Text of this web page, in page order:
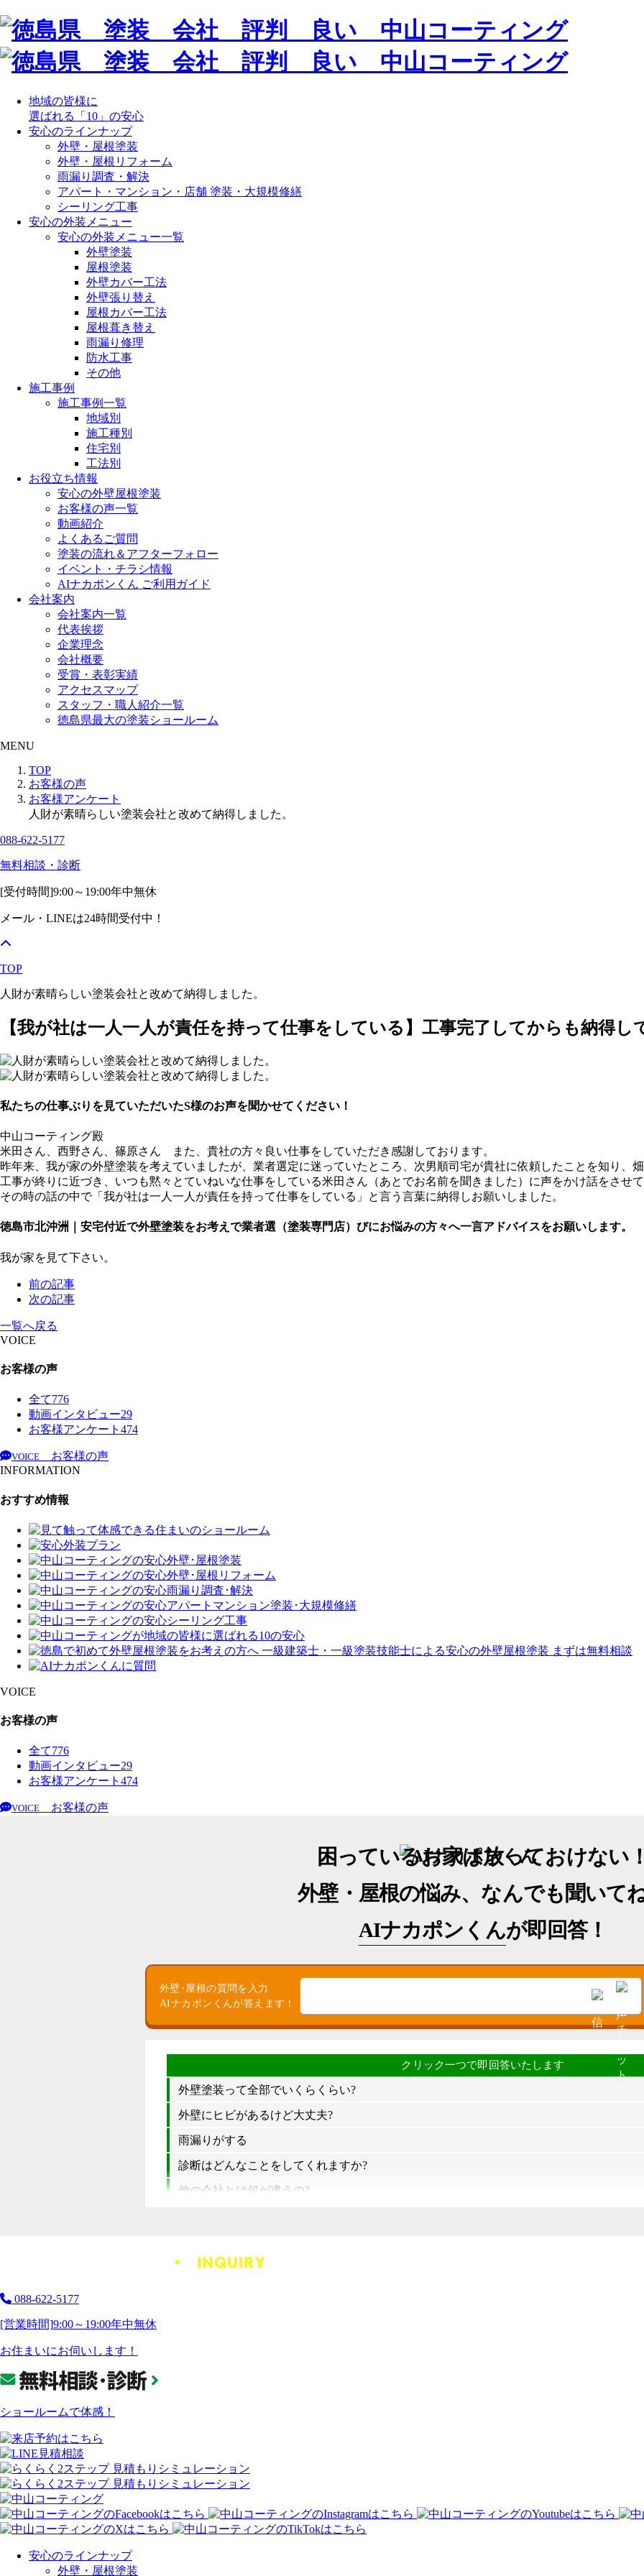
地域の皆様に
選ばれる「10」の安心
安心のラインナップ
外壁・屋根塗装
外壁・屋根リフォーム
雨漏り調査・解決
アパート・マンション・店舗 塗装・大規模修繕
シーリング工事
安心の外装メニュー
安心の外装メニュー一覧
外壁塗装
屋根塗装
外壁カバー工法
外壁張り替え
屋根カバー工法
屋根葺き替え
雨漏り修理
防水工事
その他
施工事例
施工事例一覧
地域別
施工種別
住宅別
工法別
お役立ち情報
安心の外壁屋根塗装
お客様の声一覧
動画紹介
よくあるご質問
塗装の流れ＆アフターフォロー
イベント・チラシ情報
AIナカポンくん ご利用ガイド
会社案内
会社案内一覧
代表挨拶
企業理念
会社概要
受賞・表彰実績
アクセスマップ
スタッフ・職人紹介一覧
徳島県最大の塗装ショールーム
MENU
TOP
お客様の声
お客様アンケート
人財が素晴らしい塗装会社と改めて納得しました。
088-622-5177
無料相談・診断
[受付時間]9:00～19:00年中無休
メール・LINEは24時間受付中！
TOP
人財が素晴らしい塗装会社と改めて納得しました。
【我が社は一人一人が責任を持って仕事をしている】工事完了してからも納得し
私たちの仕事ぶりを見ていただいたS様のお声を聞かせてください！
中山コーティング殿
米田さん、西野さん、篠原さん また、貴社の方々良い仕事をしていただき感謝しております。
昨年来、我が家の外壁塗装を考えていましたが、業者選定に迷っていたところ、次男順司宅が貴社に依頼したことを知り、
工事が終りに近づき、いつも黙々とていねいな仕事をしている米田さん（あとでお名前を聞きました）に声をかけ話をさせ
その時の話の中で「我が社は一人一人が責任を持って仕事をしている」と言う言葉に納得しお願いしました。
徳島市北沖洲｜安宅付近で外壁塗装をお考えで業者選（塗装専門店）びにお悩みの方々へ一言アドバイスをお願いします。
我が家を見て下さい。
前の記事
次の記事
一覧へ戻る
VOICE
お客様の声
全て776
動画インタビュー29
お客様アンケート 474
VOICE
お客様の声
INFORMATION
おすすめ情報
VOICE
お客様の声
全て776
動画インタビュー29
お客様アンケート 474
VOICE お客様の声
困っているお家は放っておけない
外壁・屋根の悩み、なんでも聞いて
AIナカポンくんが即回答！
外壁･屋根の質問を入力
AIナカポンくんが答えます！
外壁塗装って全部でいくらくらい?
外壁にヒビがあるけど大丈夫?
雨漏りがする
診断はどんなことをしてくれますか?
他の会社とは何が違うの?
088-622-5177
[営業時間]9:00～19:00年中無休
お住まいにお伺いします！
ショールームで体感！
安心のラインナップ
外壁・屋根塗装